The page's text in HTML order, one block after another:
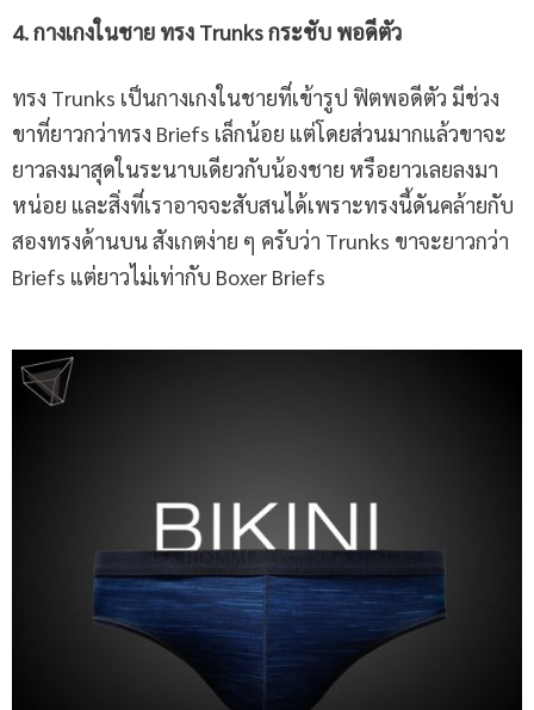
4. กางเกงในชาย ทรง Trunks กระชับ พอดีตัว
ทรง Trunks เป็นกางเกงในชายที่เข้ารูป ฟิตพอดีตัว มีช่วง
ขาที่ยาวกว่าทรง Briefs เล็กน้อย แต่โดยส่วนมากแล้วขาจะ
ยาวลงมาสุดในระนาบเดียวกับน้องชาย หรือยาวเลยลงมา
หน่อย และสิ่งที่เราอาจจะสับสนได้เพราะทรงนี้ดันคล้ายกับ
สองทรงด้านบน สังเกตง่าย ๆ ครับว่า Trunks ขาจะยาวกว่า
Briefs แต่ยาวไม่เท่ากับ Boxer Briefs